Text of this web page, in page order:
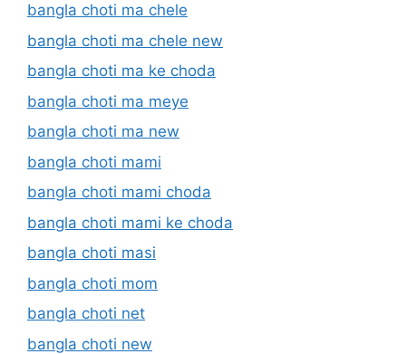
bangla choti ma chele
bangla choti ma chele new
bangla choti ma ke choda
bangla choti ma meye
bangla choti ma new
bangla choti mami
bangla choti mami choda
bangla choti mami ke choda
bangla choti masi
bangla choti mom
bangla choti net
bangla choti new